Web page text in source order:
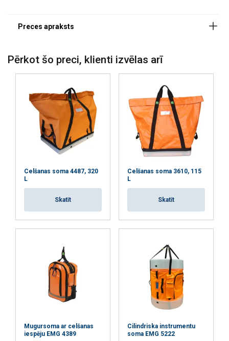
Pērkot šo preci, klienti izvēlas arī
Celšanas soma 4487, 320
L
Skatīt
Celšanas soma 3610, 115
L
Skatīt
Mugursoma ar celšanas
iespēju EMG 4389
Cilindriska instrumentu
soma EMG 5222
LATVIAN
Šajā tīmekļa vietnē tiek
izmantoti sīkfaili